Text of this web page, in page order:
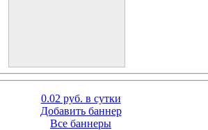
0.02 руб. в сутки
Добавить баннер
Все баннеры